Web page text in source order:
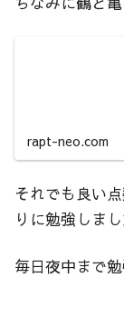
rapt-neo.com
それでも良い
りに勉強しま
毎日夜中まで勉